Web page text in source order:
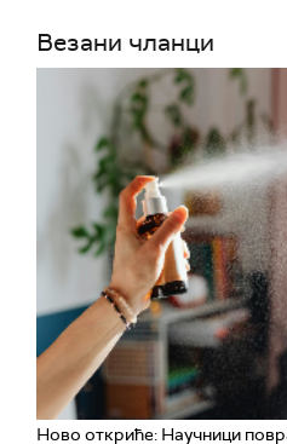
Везани чланци
Ново откриће: Научници